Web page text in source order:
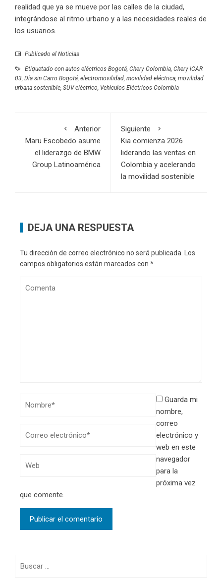
realidad que ya se mueve por las calles de la ciudad,
integrándose al ritmo urbano y a las necesidades reales de
los usuarios.
Publicado el Noticias
Etiquetado con autos eléctricos Bogotá, Chery Colombia, Chery iCAR
03, Día sin Carro Bogotá, electromovilidad, movilidad eléctrica, movilidad
urbana sostenible, SUV eléctrico, Vehículos Eléctricos Colombia
Anterior
Maru Escobedo asume
el liderazgo de BMW
Group Latinoamérica
Siguiente
Kia comienza 2026
liderando las ventas en
Colombia y acelerando
la movilidad sostenible
DEJA UNA RESPUESTA
Tu dirección de correo electrónico no será publicada.
Los
campos obligatorios están marcados con *
Guarda mi
nombre,
correo
electrónico y
web en este
navegador
para la
próxima vez
que comente.